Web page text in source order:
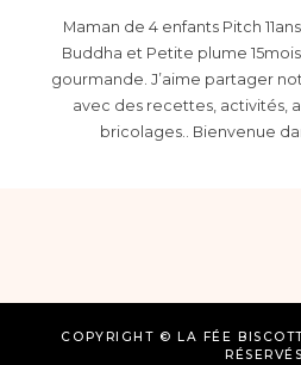
Maman de 4 enfants Pitch
Buddha et Petite plume
gourmande. J’aime partager
avec des recettes, activités,
bricolages.. Bienvenue
COPYRIGHT © LA FÉE